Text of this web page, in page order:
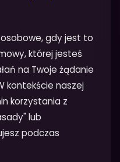
gdy jest to
której jesteś
na Twoje żądanie
kontekście naszej
korzystania z
lub
podczas